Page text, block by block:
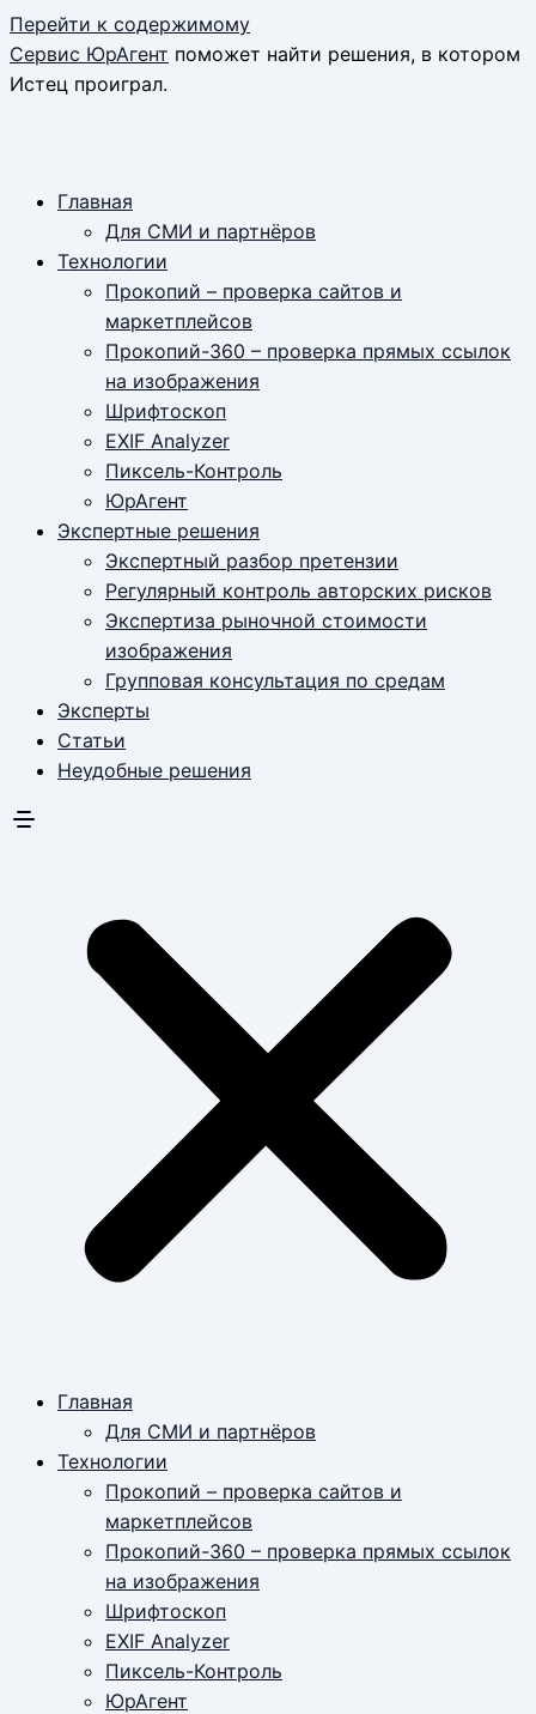
Перейти к содержимому
Сервис ЮрАгент поможет найти решения, в котором
Истец проиграл.
Главная
Для СМИ и партнёров
Технологии
Прокопий – проверка сайтов и
маркетплейсов
Прокопий-360 – проверка прямых ссылок
на изображения
Шрифтоскоп
EXIF Analyzer
Пиксель-Контроль
ЮрАгент
Экспертные решения
Экспертный разбор претензии
Регулярный контроль авторских рисков
Экспертиза рыночной стоимости
изображения
Групповая консультация по средам
Эксперты
Статьи
Неудобные решения
Главная
Для СМИ и партнёров
Технологии
Прокопий – проверка сайтов и
маркетплейсов
Прокопий-360 – проверка прямых ссылок
на изображения
Шрифтоскоп
EXIF Analyzer
Пиксель-Контроль
ЮрАгент